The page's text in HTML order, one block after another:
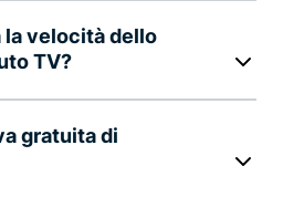
la velocità dello
TV?
gratuita di